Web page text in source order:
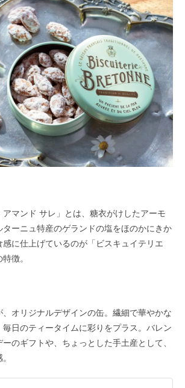
アマンド サレ」とは、糖衣がけしたアーモ
ターニュ特産のゲランドの塩をほのかにきか
に仕上げているのが「ビスキュイテリエ
徴。
、オリジナルデザインの缶。繊細で華やかな
毎日のティータイムに彩りをプラス。バレン
のギフトや、ちょっとした手土産として、